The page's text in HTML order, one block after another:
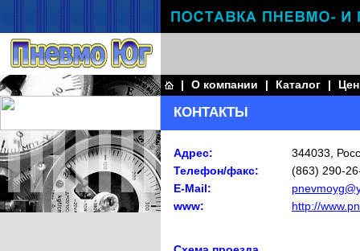
| О компании | Каталог |
КОНТАКТЫ
Адрес:
344033,
Телефон/факс:
(863) 290-
E-Mail:
www:
http://